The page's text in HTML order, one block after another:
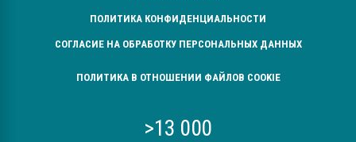
ПОЛИТИКА КОНФИДЕНЦИАЛЬНОСТИ
СОГЛАСИЕ НА ОБРАБОТКУ ПЕРСОНАЛЬНЫХ ДАННЫХ
ПОЛИТИКА В ОТНОШЕНИИ ФАЙЛОВ COOKIE
>13 000